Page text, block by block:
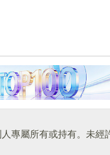
專屬所有或持有。未經